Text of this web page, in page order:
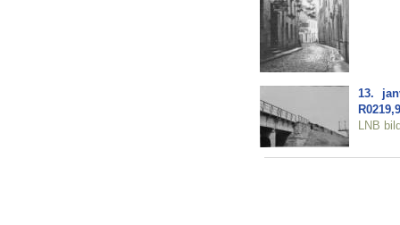
13.
LNB